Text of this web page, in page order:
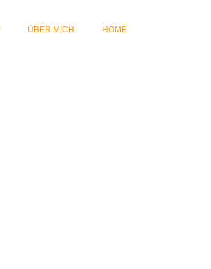
ÜBER MICH HOME